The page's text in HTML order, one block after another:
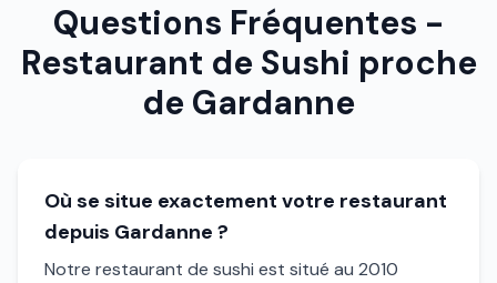
Questions Fréquentes -
Restaurant de Sushi proche
de Gardanne
Où se situe exactement votre restaurant
depuis Gardanne ?
Notre restaurant de sushi est situé au 2010